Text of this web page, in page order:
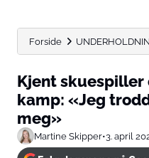
Forside
Kjent skuespiller
kamp: «Jeg
meg»
Martine Skipper•3. april